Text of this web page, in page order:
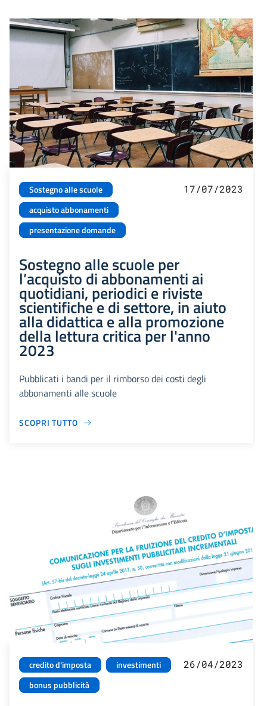
Sostegno alle scuole
acquisto abbonamenti
presentazione domande
17/07/2023
Sostegno alle scuole per
l’acquisto di abbonamenti ai
quotidiani, periodici e riviste
scientifiche e di settore, in aiuto
alla didattica e alla promozione
della lettura critica per l'anno
2023
Pubblicati i bandi per il rimborso dei costi degli
abbonamenti alle scuole
SCOPRI TUTTO
credito d'imposta
investimenti
bonus pubblicità
26/04/2023